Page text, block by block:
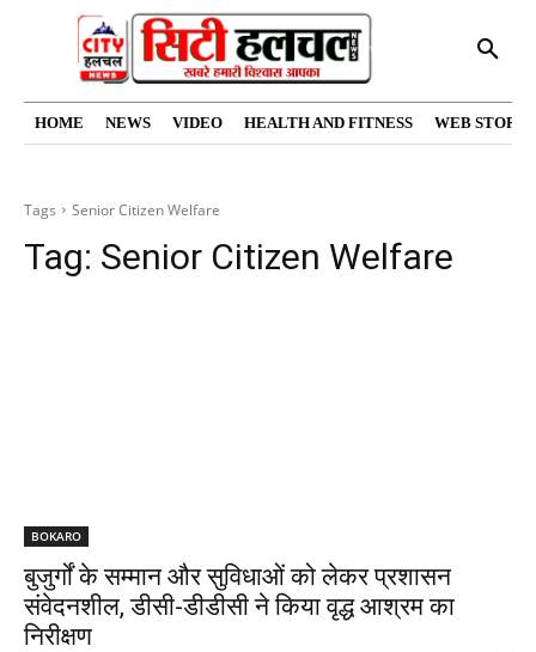
HOME NEWS VIDEO HEALTH AND FITNESS WEB
Tags Senior Citizen Welfare
Tag: Senior Citizen Welfare
BOKARO
बुजुर्गों के सम्मान और सुविधाओं को लेकर प्रशासन
संवेदनशील, डीसी-डीडीसी ने किया वृद्ध आश्रम का
निरीक्षण